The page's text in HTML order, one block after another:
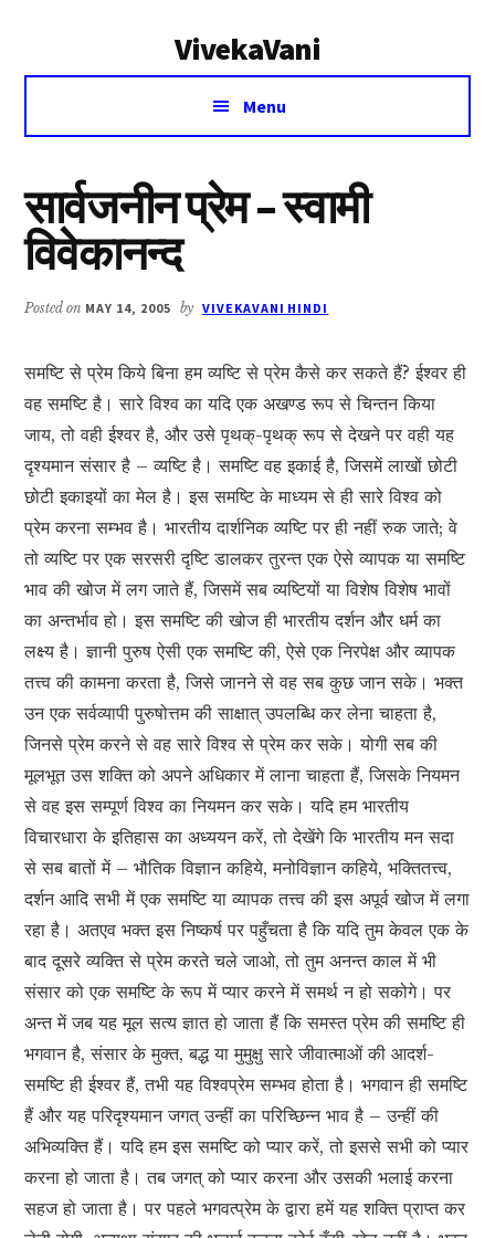
VivekaVani
Voice
Vivekananda
Menu
सार्वजनीन प्रेम – स्वामी
विवेकानन्द
Posted on MAY 14, 2005 by VIVEKAVANI HINDI
समष्टि से प्रेम किये बिना हम व्यष्टि से प्रेम कैसे कर सकते हैं? ईश्वर ही
वह समष्टि है। सारे विश्व का यदि एक अखण्ड रूप से चिन्तन किया
जाय, तो वही ईश्वर है, और उसे पृथक्-पृथक् रूप से देखने पर वही यह
दृश्यमान संसार है – व्यष्टि है। समष्टि वह इकाई है, जिसमें लाखों छोटी
छोटी इकाइयों का मेल है। इस समष्टि के माध्यम से ही सारे विश्व को
प्रेम करना सम्भव है। भारतीय दार्शनिक व्यष्टि पर ही नहीं रुक जाते; वे
तो व्यष्टि पर एक सरसरी दृष्टि डालकर तुरन्त एक ऐसे व्यापक या समष्टि
भाव की खोज में लग जाते हैं, जिसमें सब व्यष्टियों या विशेष विशेष भावों
का अन्तर्भाव हो। इस समष्टि की खोज ही भारतीय दर्शन और धर्म का
लक्ष्य है। ज्ञानी पुरुष ऐसी एक समष्टि की, ऐसे एक निरपेक्ष और व्यापक
तत्त्व की कामना करता है, जिसे जानने से वह सब कुछ जान सके। भक्त
उन एक सर्वव्यापी पुरुषोत्तम की साक्षात् उपलब्धि कर लेना चाहता है,
जिनसे प्रेम करने से वह सारे विश्व से प्रेम कर सके। योगी सब की
मूलभूत उस शक्ति को अपने अधिकार में लाना चाहता हैं, जिसके नियमन
से वह इस सम्पूर्ण विश्व का नियमन कर सके। यदि हम भारतीय
विचारधारा के इतिहास का अध्ययन करें, तो देखेंगे कि भारतीय मन सदा
से सब बातों में – भौतिक विज्ञान कहिये, मनोविज्ञान कहिये, भक्तितत्त्व,
दर्शन आदि सभी में एक समष्टि या व्यापक तत्त्व की इस अपूर्व खोज में लगा
रहा है। अतएव भक्त इस निष्कर्ष पर पहुँचता है कि यदि तुम केवल एक के
बाद दूसरे व्यक्ति से प्रेम करते चले जाओ, तो तुम अनन्त काल में भी
संसार को एक समष्टि के रूप में प्यार करने में समर्थ न हो सकोगे। पर
अन्त में जब यह मूल सत्य ज्ञात हो जाता हैं कि समस्त प्रेम की समष्टि ही
भगवान है, संसार के मुक्त, बद्ध या मुमुक्षु सारे जीवात्माओं की आदर्श-
समष्टि ही ईश्वर हैं, तभी यह विश्वप्रेम सम्भव होता है। भगवान ही समष्टि
हैं और यह परिदृश्यमान जगत् उन्हीं का परिच्छिन्न भाव है – उन्हीं की
अभिव्यक्ति हैं। यदि हम इस समष्टि को प्यार करें, तो इससे सभी को प्यार
करना हो जाता है। तब जगत् को प्यार करना और उसकी भलाई करना
सहज हो जाता है। पर पहले भगवत्प्रेम के द्वारा हमें यह शक्ति प्राप्त कर